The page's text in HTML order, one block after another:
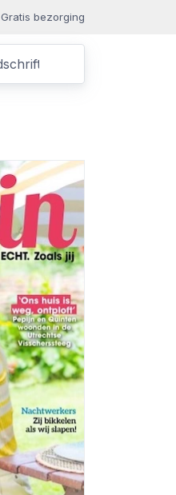
Gratis bezorging